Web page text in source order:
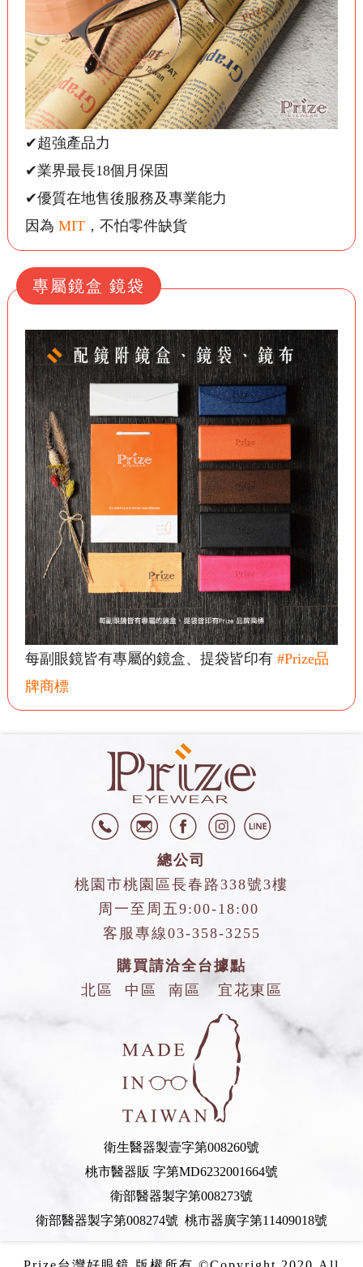
✔超強產品力
✔業界最長18個月保固
✔優質在地售後服務及專業能力
因為 MIT，不怕零件缺貨
專屬鏡盒 鏡袋
每副眼鏡皆有專屬的鏡盒、提袋皆印有 #Prize品
牌商標
總公司
桃園市桃園區長春路338號3樓
周一至周五9:00-18:00
客服專線03-358-3255
購買請洽全台據點
北區
中區 南區 宜花東區
衛生醫器製壹字第008260號
桃市醫器販 字第MD6232001664號
衛部醫器製字第008273號
衛部醫器製字第008274號 桃市器廣字第11409018號